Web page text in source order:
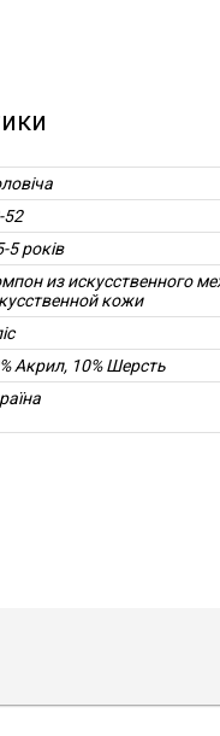
52
5 років
из искусственного
кожи
Акрил, 10% Шерсть